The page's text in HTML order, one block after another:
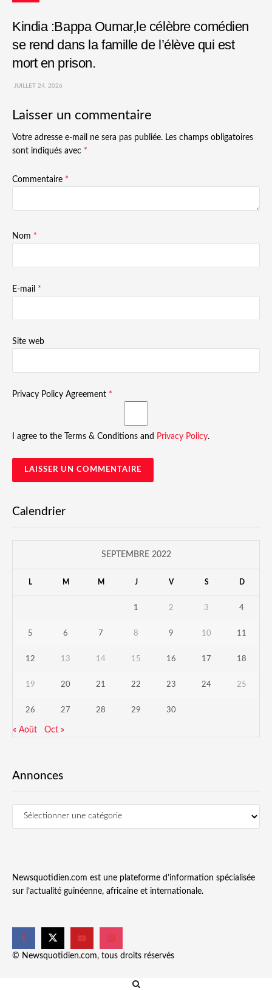
Kindia :Bappa Oumar,le célèbre comédien
se rend dans la famille de l’élève qui est
mort en prison.
JUILLET 24, 2026
Laisser un commentaire
Votre adresse e-mail ne sera pas publiée. Les champs obligatoires
sont indiqués avec *
Commentaire *
Nom *
E-mail *
Site web
Privacy Policy Agreement *
I agree to the Terms & Conditions and Privacy Policy.
Calendrier
SEPTEMBRE 2022
L M M J V S D
1 2 3 4
5 6 7 8 9 10 11
12 13 14 15 16 17 18
19 20 21 22 23 24 25
26 27 28 29 30
« Août Oct »
Annonces
Newsquotidien.com est une plateforme d’information spécialisée
sur l’actualité guinéenne, africaine et internationale.
© Newsquotidien.com, tous droits réservés